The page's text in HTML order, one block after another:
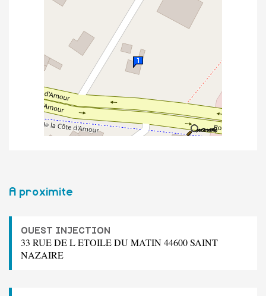
A proximite
OUEST INJECTION
33 RUE DE L ETOILE DU MATIN 44600 SAINT
NAZAIRE